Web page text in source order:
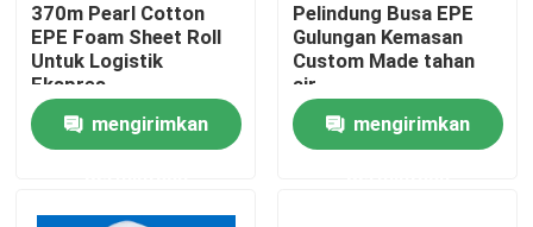
Papan wol kaca
Panel Sandwich Wol Batu
370m Pearl Cotton
EPE Foam Sheet Roll
Untuk Logistik
Ekspres
mengirimkan
Pelindung Busa EPE
Gulungan Kemasan
Custom Made tahan
air
mengirimkan